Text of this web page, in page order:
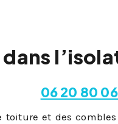
06 20 80
toiture et des